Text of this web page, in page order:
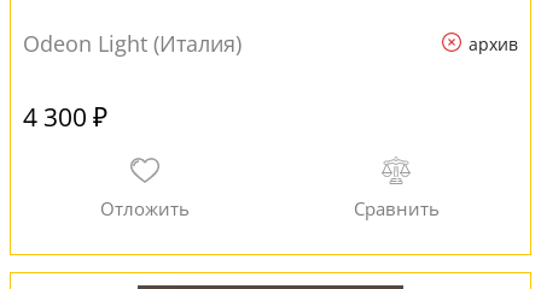
Odeon Light (Италия) архив
4 300 ₽